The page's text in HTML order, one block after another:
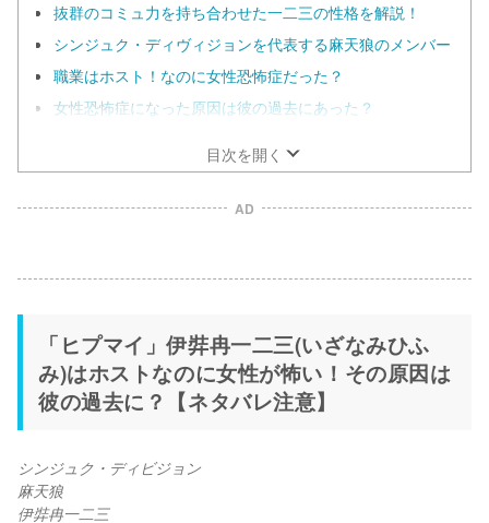
抜群のコミュ力を持ち合わせた一二三の性格を解説！
シンジュク・ディヴィジョンを代表する麻天狼のメンバー
職業はホスト！なのに女性恐怖症だった？
女性恐怖症になった原因は彼の過去にあった？
目次を開く
AD
「ヒプマイ」伊弉冉一二三(いざなみひふ
み)はホストなのに女性が怖い！その原因は
彼の過去に？【ネタバレ注意】
シンジュク・ディビジョン
麻天狼
伊弉冉一二三